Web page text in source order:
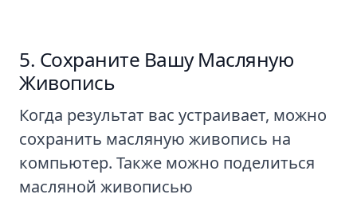
Сохраните Вашу Масляную
Живопись
Когда результат вас устраивает, можно
сохранить масляную живопись на
компьютер. Также можно поделиться
масляной живописью